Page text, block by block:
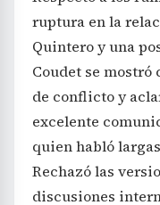
ruptura en la
Quintero y una
Coudet se
de conflicto y
excelente
quien habló
Rechazó las
discusiones